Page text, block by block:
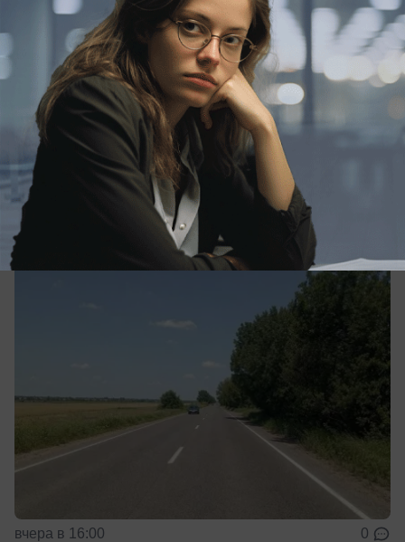
вчера в 17:30 1
Экономика
На содержание дорог под Таганрогом в
2027 году запланировали 20 миллионов
рублей
Что планируют сделать
вчера в 16:00 0